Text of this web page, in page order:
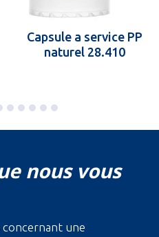
Capsule a service PP
naturel 28.410
nous vous
concernant une